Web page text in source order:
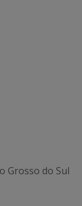
Grosso do Sul